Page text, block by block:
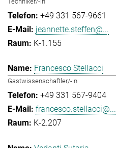
+49 331 567-9661
jeannette.steffen@...
K-1.155
Francesco Stellacci
Gastwissenschaftler/-in
+49 331 567-9404
francesco.stellacci@...
K-2.207